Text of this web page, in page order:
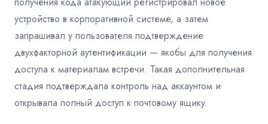
устройство в корпоративной системе, а затем
запрашивал у пользователя подтверждение
двухфакторной аутентификации — якобы для получения
доступа к материалам встречи. Такая дополнительная
стадия подтверждала контроль над аккаунтом и
открывала полный доступ к почтовому ящику.